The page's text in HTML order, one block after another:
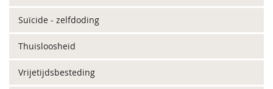
Suïcide - zelfdoding
Thuisloosheid
Vrijetijdsbesteding